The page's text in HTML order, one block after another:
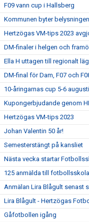
F09 vann cup i Hallsberg
Kommunen byter
Hertzögas VM-tips 2023
DM-finaler i helgen och
Ella H uttagen till regionalt
DM-final för Dam, F07 och
10-åringarnas cup 5-6 augusti
Kupongerbjudande genom
Hertzögas VM-tips 2023
Johan Valentin 50 år!
Semesterstängt på kansliet
Nästa vecka startar
125 anmälda till
Anmälan Lira Blågult senast
Lira Blågult - Hertzögas
Gåfotbollen igång